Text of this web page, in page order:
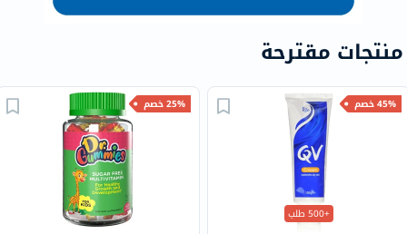
منتجات مقترحة
45% خصم
+500 طلب
25% خصم